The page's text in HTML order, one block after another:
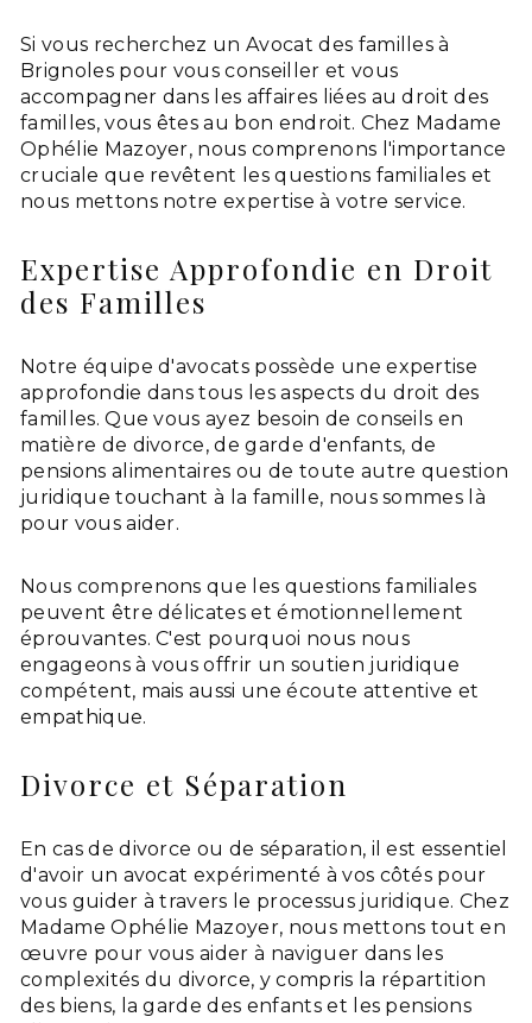
Si vous recherchez un Avocat des familles à
Brignoles pour vous conseiller et vous
accompagner dans les affaires liées au droit des
familles, vous êtes au bon endroit. Chez Madame
Ophélie Mazoyer, nous comprenons l'importance
cruciale que revêtent les questions familiales et
nous mettons notre expertise à votre service.
Expertise Approfondie en Droit
des Familles
Notre équipe d'avocats possède une expertise
approfondie dans tous les aspects du droit des
familles. Que vous ayez besoin de conseils en
matière de divorce, de garde d'enfants, de
pensions alimentaires ou de toute autre question
juridique touchant à la famille, nous sommes là
pour vous aider.
Nous comprenons que les questions familiales
peuvent être délicates et émotionnellement
éprouvantes. C'est pourquoi nous nous
engageons à vous offrir un soutien juridique
compétent, mais aussi une écoute attentive et
empathique.
Divorce et Séparation
En cas de divorce ou de séparation, il est essentiel
d'avoir un avocat expérimenté à vos côtés pour
vous guider à travers le processus juridique. Chez
Madame Ophélie Mazoyer, nous mettons tout en
œuvre pour vous aider à naviguer dans les
complexités du divorce, y compris la répartition
des biens, la garde des enfants et les pensions